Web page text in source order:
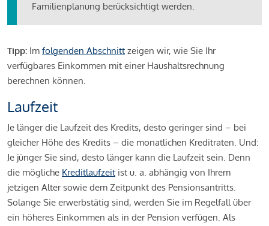
Familienplanung berücksichtigt werden.
Tipp: Im folgenden Abschnitt zeigen wir, wie Sie Ihr
verfügbares Einkommen mit einer Haushaltsrechnung
berechnen können.
Laufzeit
Je länger die Laufzeit des Kredits, desto geringer sind – bei
gleicher Höhe des Kredits – die monatlichen Kreditraten. Und:
Je jünger Sie sind, desto länger kann die Laufzeit sein. Denn
die mögliche Kreditlaufzeit ist u. a. abhängig von Ihrem
jetzigen Alter sowie dem Zeitpunkt des Pensionsantritts.
Solange Sie erwerbstätig sind, werden Sie im Regelfall über
ein höheres Einkommen als in der Pension verfügen. Als